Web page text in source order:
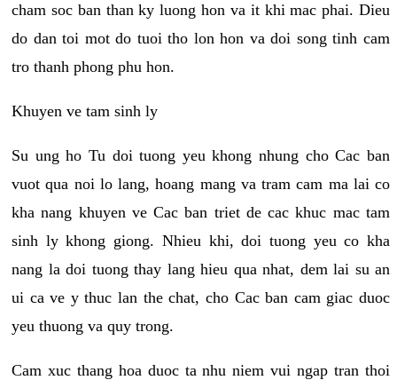
cham soc ban than ky luong hon va it khi mac phai. Dieu
do dan toi mot do tuoi tho lon hon va doi song tinh cam
tro thanh phong phu hon.
Khuyen ve tam sinh ly
Su ung ho Tu doi tuong yeu khong nhung cho Cac ban
vuot qua noi lo lang, hoang mang va tram cam ma lai co
kha nang khuyen ve Cac ban triet de cac khuc mac tam
sinh ly khong giong. Nhieu khi, doi tuong yeu co kha
nang la doi tuong thay lang hieu qua nhat, dem lai su an
ui ca ve y thuc lan the chat, cho Cac ban cam giac duoc
yeu thuong va quy trong.
Cam xuc thang hoa duoc ta nhu niem vui ngap tran thoi